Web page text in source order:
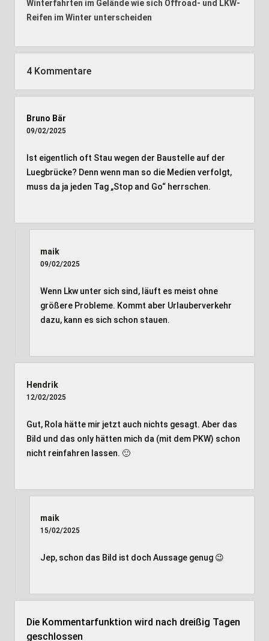
Winterfahrten im Gelände wie sich Offroad- und LKW-
Reifen im Winter unterscheiden
4 Kommentare
Bruno Bär
09/02/2025
Ist eigentlich oft Stau wegen der Baustelle auf der
Luegbrücke? Denn wenn man so die Medien verfolgt,
muss da ja jeden Tag „Stop and Go“ herrschen.
maik
09/02/2025
Wenn Lkw unter sich sind, läuft es meist ohne
größere Probleme. Kommt aber Urlauberverkehr
dazu, kann es sich schon stauen.
Hendrik
12/02/2025
Gut, Rola hätte mir jetzt auch nichts gesagt. Aber das
Bild und das only hätten mich da (mit dem PKW) schon
nicht reinfahren lassen. 🙂
maik
15/02/2025
Jep, schon das Bild ist doch Aussage genug 😉
Die Kommentarfunktion wird nach dreißig Tagen
geschlossen